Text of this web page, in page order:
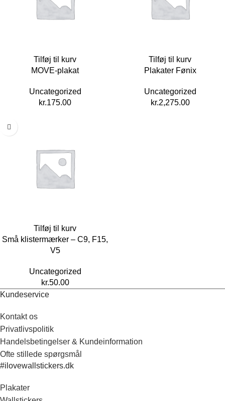
Tilføj til kurv
MOVE-plakat
Uncategorized
kr.175.00
Tilføj til kurv
Plakater Fønix
Uncategorized
kr.2,275.00
Tilføj til kurv
Små klistermærker – C9, F15,
V5
Uncategorized
kr.50.00
Kundeservice
Kontakt os
Privatlivspolitik
Handelsbetingelser & Kundeinformation
Ofte stillede spørgsmål
#ilovewallstickers.dk
Plakater